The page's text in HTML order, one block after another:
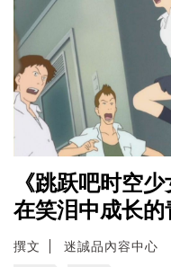
《跳跃吧时空
在笑泪中成长
撰文 迷誠品內容中心